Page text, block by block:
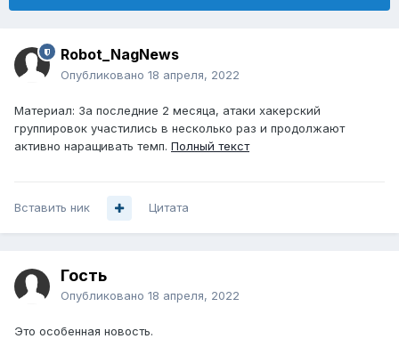
Robot_NagNews
Опубликовано 18 апреля, 2022
Материал: За последние 2 месяца, атаки хакерский
группировок участились в несколько раз и продолжают
активно наращивать темп. Полный текст
Вставить ник Цитата
Гость
Опубликовано 18 апреля, 2022
Это особенная новость.